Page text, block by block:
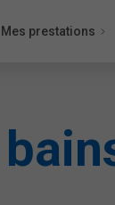
Mes prestations